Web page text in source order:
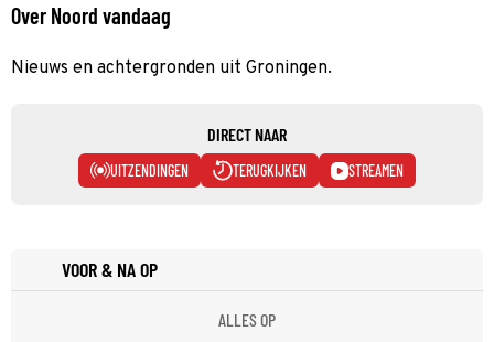
Over Noord vandaag
Nieuws en achtergronden uit Groningen.
DIRECT NAAR
UITZENDINGEN TERUGKIJKEN STREAMEN
VOOR & NA OP
ALLES OP